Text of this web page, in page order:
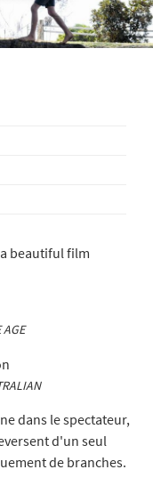
beautiful film
dans le spectateur,
d'un seul
de branches.